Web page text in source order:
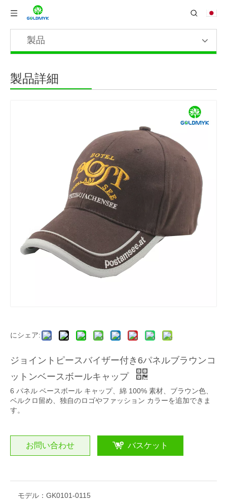
製品
製品詳細
にシェア:
ジョイントピースバイザー付き6パネルブラウンコ
ットンベースボールキャップ
6 パネル ベースボール キャップ、綿 100% 素材、ブラウン色、
ベルクロ留め、独自のロゴやファッション カラーを追加できま
す。
お問い合わせ バスケット
モデル： GK0101-0115